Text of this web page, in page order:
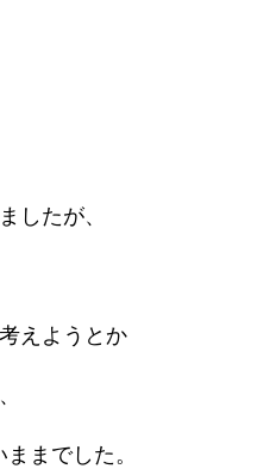
したが、
えようとか
までした。